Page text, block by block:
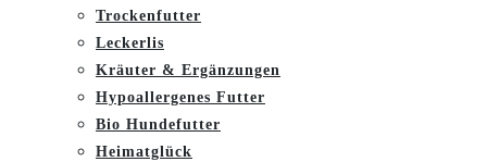
Trockenfutter
Leckerlis
Kräuter & Ergänzungen
Hypoallergenes Futter
Bio Hundefutter
Heimatglück